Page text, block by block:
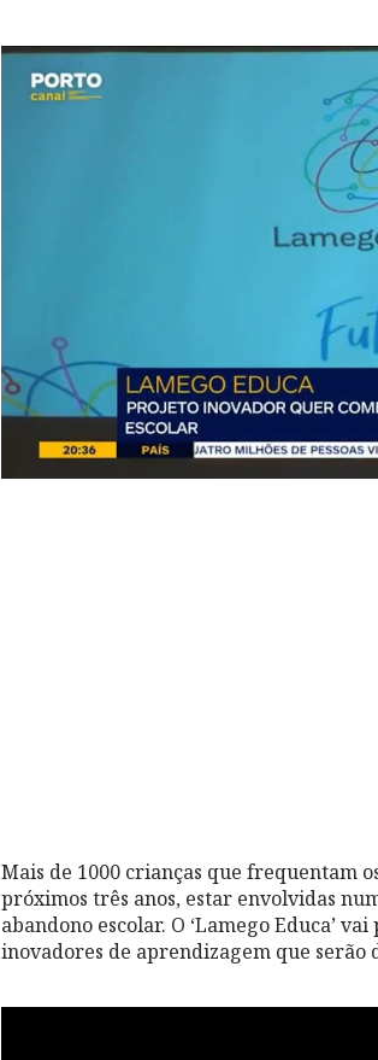
Mais de 1000 crianças que frequentam
próximos três anos, estar envolvidas
abandono escolar. O ‘Lamego Educa’
inovadores de aprendizagem que serão